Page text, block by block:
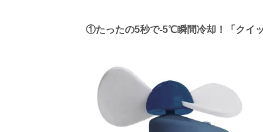
①たったの5秒で-5℃瞬間冷却！「クイッ